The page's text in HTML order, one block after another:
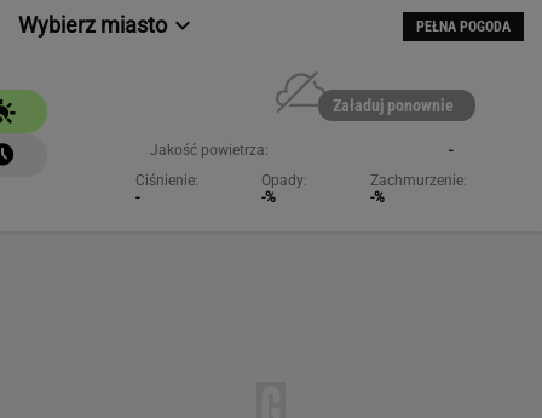
Wybierz miasto PEŁNA POGODA
Załaduj ponownie
Jakość powietrza:
-
Ciśnienie:
-
Opady:
-%
Zachmurzenie:
-%